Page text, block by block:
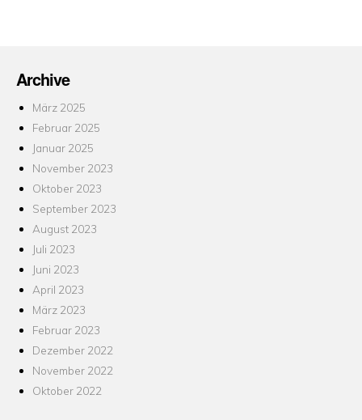
Archive
März 2025
Februar 2025
Januar 2025
November 2023
Oktober 2023
September 2023
August 2023
Juli 2023
Juni 2023
April 2023
März 2023
Februar 2023
Dezember 2022
November 2022
Oktober 2022